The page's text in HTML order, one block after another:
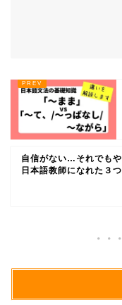
自信がない…それでも
日本語教師になれた３